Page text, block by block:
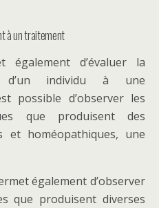
à un traitement
également d’évaluer la
d’un individu à une
possible d’observer les
que produisent des
et homéopathiques, une
également d’observer
que produisent diverses